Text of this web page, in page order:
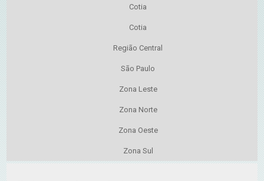
Cotia
Cotia
Região Central
São Paulo
Zona Leste
Zona Norte
Zona Oeste
Zona Sul